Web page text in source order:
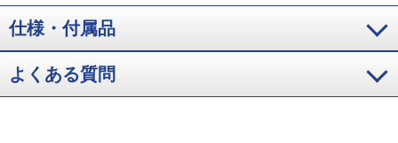
テレビが古くなり画面に色落ちが出てきて新しく買い換えたい
と思っていたたため購入しました。画面の大きさや便利な機能
も充実しており、使いやすいです。
（神奈川県50代K.K様）
仕様・付属品
よくある質問